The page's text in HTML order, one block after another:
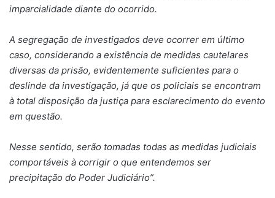
imparcialidade diante do ocorrido.
A segregação de investigados deve ocorrer em último
caso, considerando a existência de medidas cautelares
diversas da prisão, evidentemente suficientes para o
deslinde da investigação, já que os policiais se encontram
à total disposição da justiça para esclarecimento do evento
em questão.
Nesse sentido, serão tomadas todas as medidas judiciais
comportáveis à corrigir o que entendemos ser
precipitação do Poder Judiciário”.